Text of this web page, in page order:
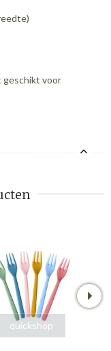
geschikt voor
quickshop